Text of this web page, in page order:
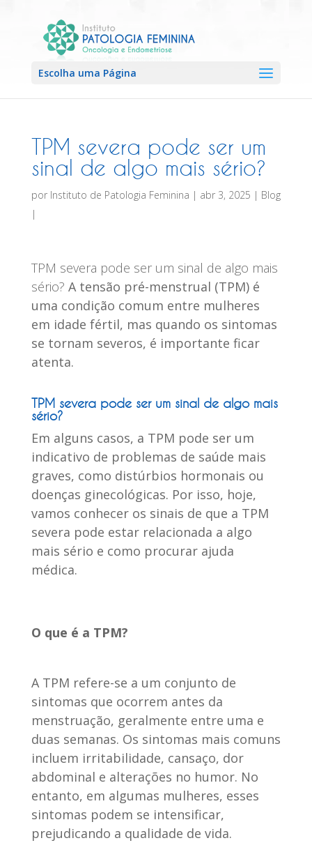
Escolha uma Página
TPM severa pode ser um
sinal de algo mais sério?
por Instituto de Patologia Feminina | abr 3, 2025 | Blog
|
TPM severa pode ser um sinal de algo mais
sério? A tensão pré-menstrual (TPM) é
uma condição comum entre mulheres
em idade fértil, mas quando os sintomas
se tornam severos, é importante ficar
atenta.
TPM severa pode ser um sinal de algo mais
sério?
Em alguns casos, a TPM pode ser um
indicativo de problemas de saúde mais
graves, como distúrbios hormonais ou
doenças ginecológicas. Por isso, hoje,
vamos conhecer os sinais de que a TPM
severa pode estar relacionada a algo
mais sério e como procurar ajuda
médica.
O que é a TPM?
A TPM refere-se a um conjunto de
sintomas que ocorrem antes da
menstruação, geralmente entre uma e
duas semanas. Os sintomas mais comuns
incluem irritabilidade, cansaço, dor
abdominal e alterações no humor. No
entanto, em algumas mulheres, esses
sintomas podem se intensificar,
prejudicando a qualidade de vida.